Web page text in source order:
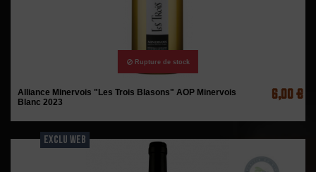
Rupture de stock
Alliance Minervois "Les Trois Blasons" AOP Minervois
Blanc 2023
6,00 €
EXCLU WEB